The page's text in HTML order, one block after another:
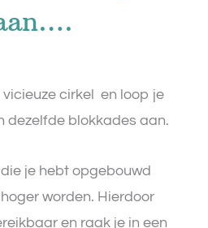
vicieuze cirkel en loop je
dezelfde blokkades aan.
je hebt opgebouwd
worden. Hierdoor
en raak je in een